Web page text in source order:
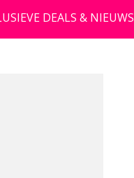
DEALS & NIEUWS